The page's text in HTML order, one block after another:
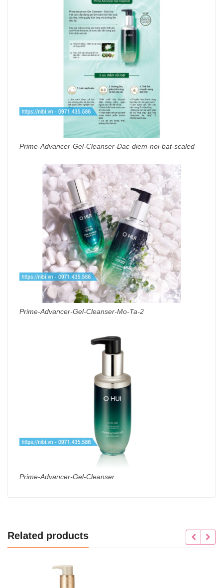
Prime-Advancer-Gel-Cleanser-Dac-diem-noi-bat-scaled
Prime-Advancer-Gel-Cleanser-Mo-Ta-2
Prime-Advancer-Gel-Cleanser
Related products